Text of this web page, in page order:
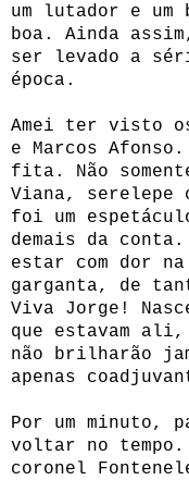
um lutador e um
boa. Ainda
ser levado a
época.
Amei ter visto
e Marcos
fita. Não
Viana, serelepe
foi um
demais da
estar com dor
garganta, de
Viva Jorge!
que estavam ali,
não brilharão
apenas
Por um minuto,
voltar no
coronel